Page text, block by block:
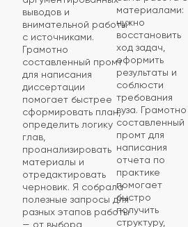
выводов и
внимательной работы
с источниками.
Грамотно
составленный промт
для написания
диссертации
помогает быстрее
сформировать план,
определить логику
глав,
проанализировать
материалы и
отредактировать
черновик. Я собрала
полезные запросы для
разных этапов работы
— от выбора
материалами:
нужно
восстановить
ход задач,
оформить
результаты и
соблюсти
требования
вуза. Грамотно
составленный
промт для
написания
отчета по
практике
помогает
быстро
получить
структуру,